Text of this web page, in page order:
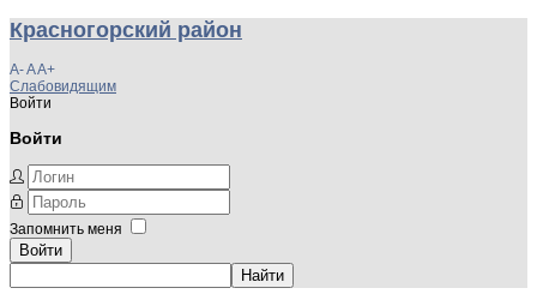
Красногорский район
A-AA+
Слабовидящим
Войти
Войти
Запомнить меня
Войти